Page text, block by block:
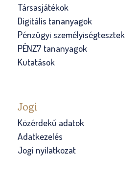
Társasjátékok
Digitális tananyagok
Pénzügyi személyiségtesztek
PÉNZ7 tananyagok
Kutatások
Jogi
Közérdekű adatok
Adatkezelés
Jogi nyilatkozat